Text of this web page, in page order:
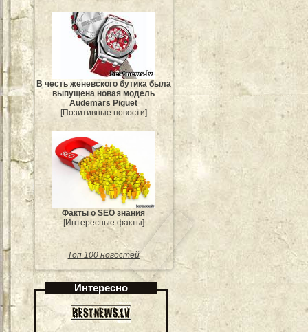
В честь женевского бутика была
выпущена новая модель
Audemars Piguet
[Позитивные новости]
Факты о SEO знания
[Интересные факты]
Топ 100 новостей
Интересно